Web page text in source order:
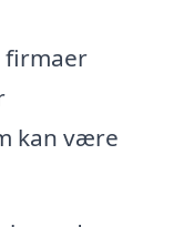
firmaer
kan være